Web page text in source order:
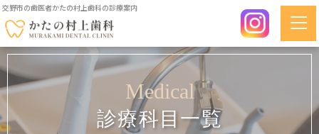
交野市の歯医者かたの村上歯科の診療案内
Medical
診療科目一覧